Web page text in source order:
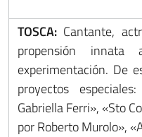
TOSCA: Cantante,
propensión
experimentación. De
proyectos
Gabriella Ferri», «Sto
por Roberto Murolo»,